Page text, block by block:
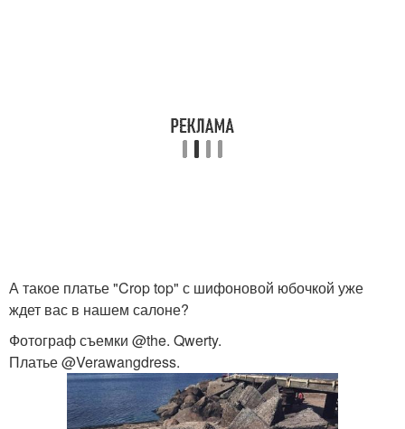
А такое платье "Crop top" с шифоновой юбочкой уже
ждет вас в нашем салоне?
Фотограф съемки @the. Qwerty.
Платье @Verawangdress.